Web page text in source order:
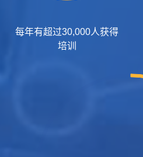
每年有超过30,000人获得
培训